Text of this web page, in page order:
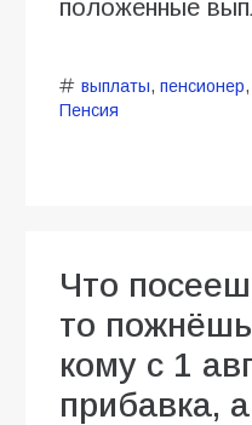
положенные
выплаты, пенсионер,
Пенсия
Что
то
кому с 1
прибавка,